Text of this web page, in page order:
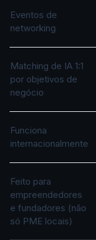
Eventos de
networking
Matching de IA 1:1
por objetivos de
negócio
Funciona
internacionalmente
Feito para
empreendedores
e fundadores (não
só PME locais)